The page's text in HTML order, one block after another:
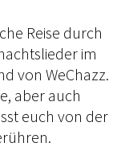
Reise durch
im
von WeChazz.
aber auch
euch von der